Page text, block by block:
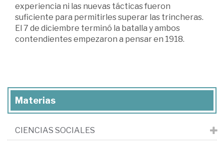
experiencia ni las nuevas tácticas fueron
suficiente para permitirles superar las trincheras.
El 7 de diciembre terminó la batalla y ambos
contendientes empezaron a pensar en 1918.
Materias
CIENCIAS SOCIALES